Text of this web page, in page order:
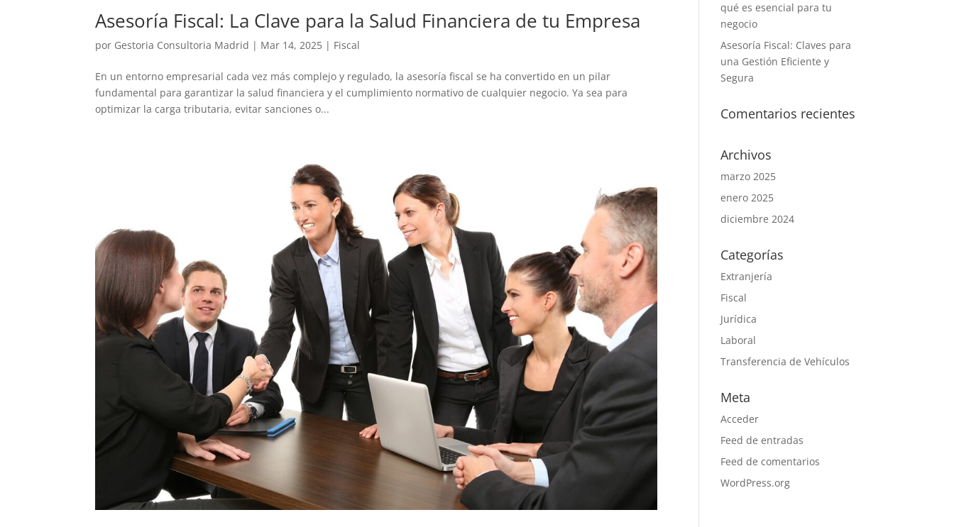
Asesoría Fiscal: La Clave para la Salud Financiera de tu Empresa
por Gestoria Consultoria Madrid | Mar 14, 2025 | Fiscal
En un entorno empresarial cada vez más complejo y regulado, la asesoría fiscal se ha convertido en un pilar
fundamental para garantizar la salud financiera y el cumplimiento normativo de cualquier negocio. Ya sea para
optimizar la carga tributaria, evitar sanciones o...
qué es esencial para tu
negocio
Asesoría Fiscal: Claves para
una Gestión Eficiente y
Segura
Comentarios recientes
Archivos
marzo 2025
enero 2025
diciembre 2024
Categorías
Extranjería
Fiscal
Jurídica
Laboral
Transferencia de Vehículos
Meta
Acceder
Feed de entradas
Feed de comentarios
WordPress.org